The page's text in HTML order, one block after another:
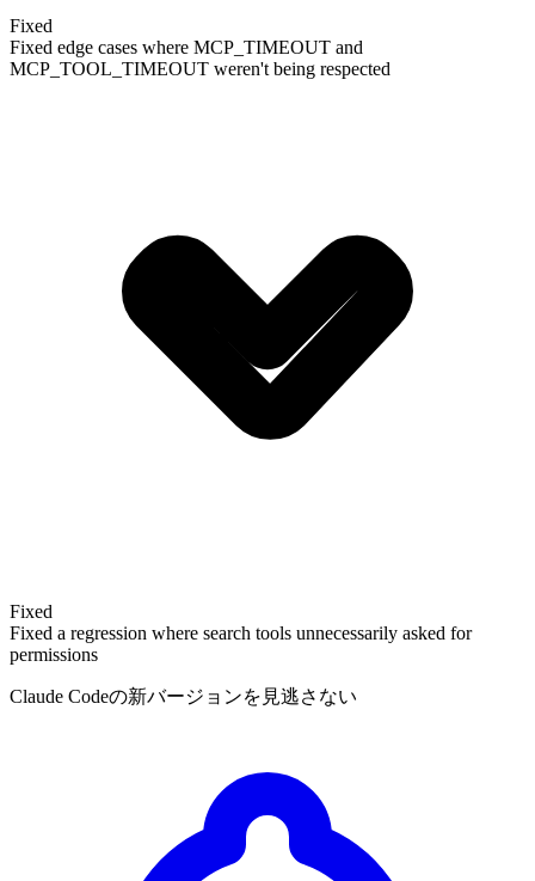
Fixed
Fixed edge cases where MCP_TIMEOUT and
MCP_TOOL_TIMEOUT weren't being respected
Fixed
Fixed a regression where search tools unnecessarily asked for
permissions
Claude Codeの新バージョンを見逃さない